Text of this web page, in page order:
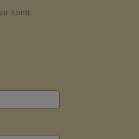
komt.